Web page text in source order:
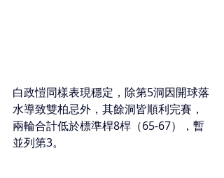
白政愷同樣表現穩定，除第5洞因開球落
水導致雙柏忌外，其餘洞皆順利完賽，
兩輪合計低於標準桿8桿（65-67），暫
並列第3。